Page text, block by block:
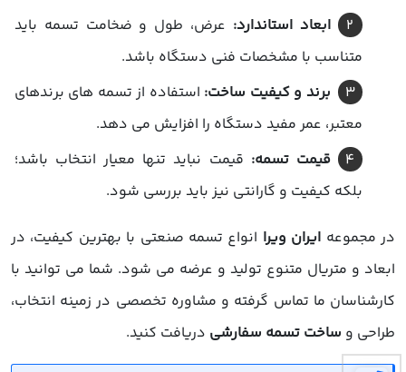
ابعاد استاندارد: عرض، طول و ضخامت تسمه باید
متناسب با مشخصات فنی دستگاه باشد.
برند و کیفیت ساخت: استفاده از تسمه های برندهای
معتبر، عمر مفید دستگاه را افزایش می دهد.
قیمت تسمه: قیمت نباید تنها معیار انتخاب باشد؛
بلکه کیفیت و گارانتی نیز باید بررسی شود.
در مجموعه ایران ویرا انواع تسمه صنعتی با بهترین کیفیت، در
ابعاد و متریال متنوع تولید و عرضه می شود. شما می توانید با
کارشناسان ما تماس گرفته و مشاوره تخصصی در زمینه انتخاب،
طراحی و ساخت تسمه سفارشی دریافت کنید.